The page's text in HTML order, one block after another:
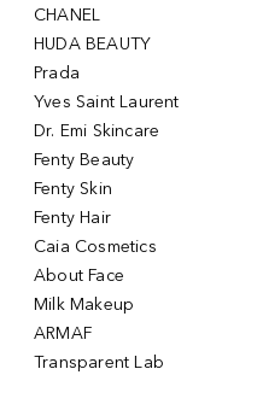
CHANEL
HUDA BEAUTY
Prada
Yves Saint Laurent
Dr. Emi Skincare
Fenty Beauty
Fenty Skin
Fenty Hair
Caia Cosmetics
About Face
Milk Makeup
ARMAF
Transparent Lab